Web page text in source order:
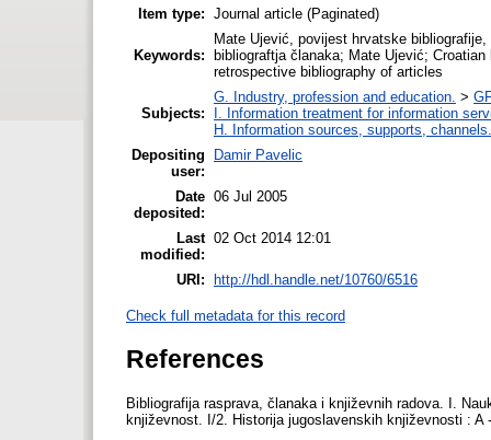
Item type: Journal article (Paginated)
Keywords:
Mate Ujević, povijest hrvatske
bibliograftja članaka; Mate Ujević;
retrospective bibliography of articles
Subjects:
G. Industry, profession and education. >
I. Information treatment for information
H. Information sources, supports, channels.
Depositing
user:
Damir Pavelic
Date
deposited:
06 Jul 2005
Last
modified:
02 Oct 2014 12:01
URI: http://hdl.handle.net/10760/6516
Check full metadata for this record
References
Bibliografija rasprava, članaka i književnih radova. I.
književnost. I/2. Historija jugoslavenskih književnosti :